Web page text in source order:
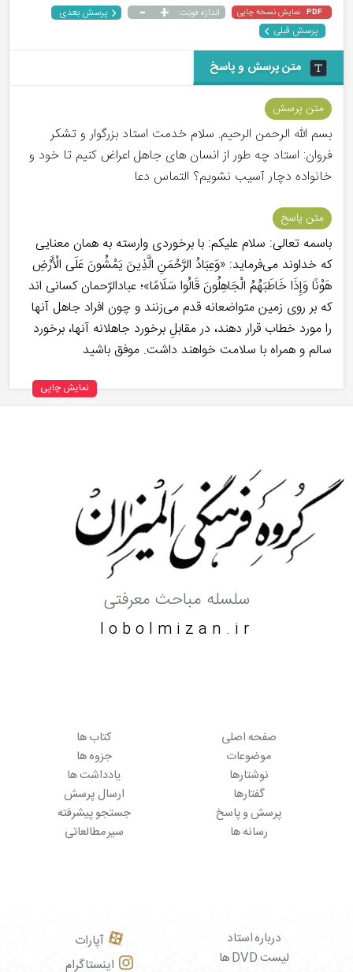
PDF نمایش نسخه چاپی اندازه فونت: +
-
پرسش بعدی
پرسش قبلی
متن پرسش و پاسخ
متن پرسش
بسم الله الرحمن الرحیم. سلام خدمت استاد بزرگوار و تشکر
فروان: استاد چه طور از انسان های جاهل اعراض کنیم تا خود و
خانواده دچار آسیب نشویم؟ التماس دعا
متن پاسخ
باسمه تعالی: سلام علیکم: با برخوردی وارسته به همان معنایی
که خداوند می‌فرماید: «وَعِبَادُ الرَّحْمَنِ الَّذِينَ يَمْشُونَ عَلَى الْأَرْضِ
هَوْنًا وَإِذَا خَاطَبَهُمُ الْجَاهِلُونَ قَالُوا سَلَامًا»؛ عبادالرّحمان كسانى ‏اند
كه بر روى زمين متواضعانه قدم مى‌‏زنند و چون افراد جاهل آن‏ها
را مورد خطاب قرار دهند، در مقابلِ برخورد جاهلانه‏ آن‏ها، برخورد
سالم و همراه با سلامت خواهند داشت. موفق باشید
نمایش چاپی
سلسله مباحث معرفتی
lobolmizan.ir
صفحه اصلی
موضوعات
نوشتارها
گفتارها
پرسش و پاسخ
رسانه ها
کتاب ها
جزوه ها
یادداشت ها
ارسال پرسش
جستجو پیشرفته
سیر مطالعاتی
درباره استاد
لیست DVD ها
آپارات
اینستاگرام